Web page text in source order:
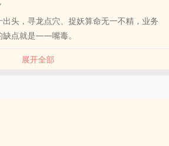
头，寻龙点穴、捉妖算命无一不精，业务
缺点就是——嘴毒。
花：“即使他已经有妻有子，可是我还是忘不
人死了该忘的想记也记不住。”
展开全部